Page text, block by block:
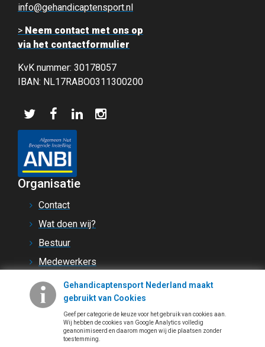
info@gehandicaptensport.nl
> Neem contact met ons op
via het contactformulier
KvK nummer: 30178057
IBAN: NL17RABO0311300200
Organisatie
Contact
Wat doen wij?
Bestuur
Medewerkers
Jaarplan
Onderscheidingen
Jaarverslagen
Steun ons
Gehandicaptensport Nederland maakt
gebruikt van Cookies
Geef per categorie de keuze voor het gebruik van cookies aan.
Wij hebben de cookies van Google Analytics volledig
geanonimiseerd en daarom mogen wij die plaatsen zonder
toestemming.